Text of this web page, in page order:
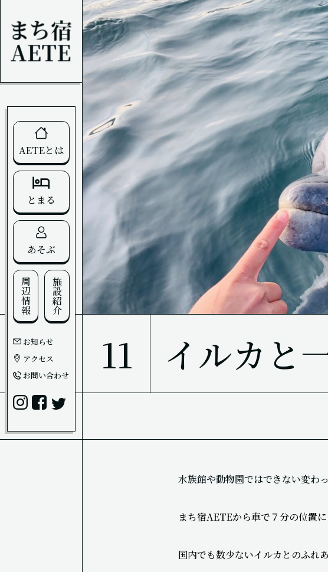
AETEとは
とまる
あそぶ
周辺情報 施設紹介
お知らせ
アクセス
お問い合わせ
11 イルカと
水族館や動物園ではできない変わ
まち宿AETEから車で７分の位置
国内でも数少ないイルカとのふれ